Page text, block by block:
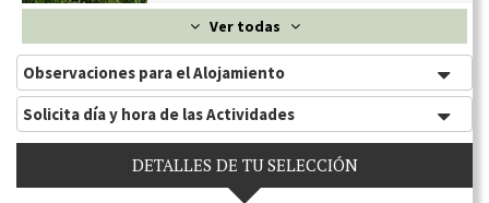
Ver todas
Observaciones para el Alojamiento
Solicita día y hora de las Actividades
DETALLES DE TU SELECCIÓN